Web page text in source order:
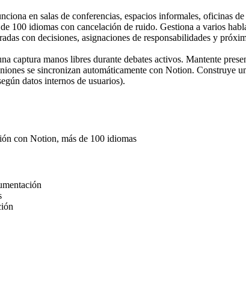
en salas de conferencias, espacios informales, oficinas
100 idiomas con cancelación de ruido. Gestiona a varios
con decisiones, asignaciones de responsabilidades y
captura manos libres durante debates activos. Mantente
se sincronizan automáticamente con Notion. Construye
datos internos de usuarios).
con Notion, más de 100 idiomas